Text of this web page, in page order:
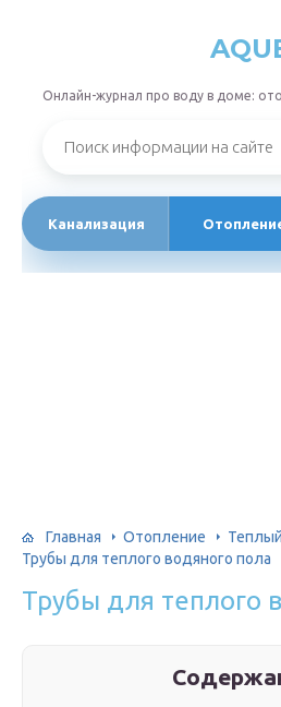
Онлайн-журнал про воду в доме:
Канализация
Главная Отопление
Трубы для теплого водяного пола
Трубы для теплого